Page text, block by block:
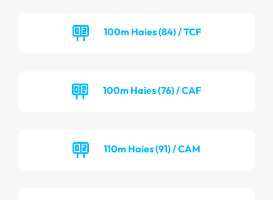
100m Haies (84) / TCF
100m Haies (76) / CAF
110m Haies (91) / CAM